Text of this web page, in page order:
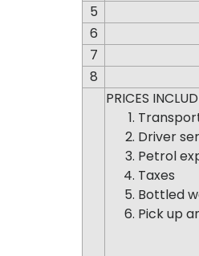
5
6
7
8
PRICES
Driver
Petrol
Taxes
Bottled
Pick up